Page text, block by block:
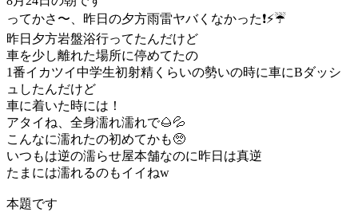
ってかさ〜、昨日の夕方雨雷ヤバくなかった❗️⚡️☔️
昨日夕方岩盤浴行ってたんだけど
車を少し離れた場所に停めてたの
1番イカツイ中学生初射精くらいの勢いの時に車にBダッシ
ュしたんだけど
車に着いた時には！
アタイね、全身濡れ濡れで🌰💦
こんなに濡れたの初めてかも🥺
いつもは逆の濡らせ屋本舗なのに昨日は真逆
たまには濡れるのもイイねw
本題です